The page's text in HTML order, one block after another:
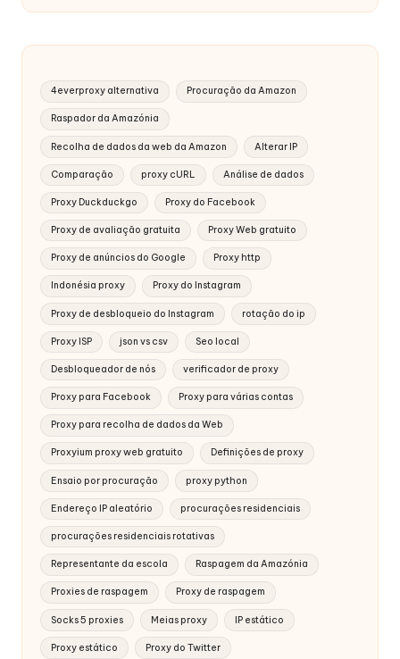
4everproxy alternativa Procuração da Amazon
Raspador da Amazónia
Recolha de dados da web da Amazon Alterar IP
Comparação proxy cURL Análise de dados
Proxy Duckduckgo Proxy do Facebook
Proxy de avaliação gratuita Proxy Web gratuito
Proxy de anúncios do Google Proxy http
Indonésia proxy Proxy do Instagram
Proxy de desbloqueio do Instagram rotação do ip
Proxy ISP json vs csv Seo local
Desbloqueador de nós verificador de proxy
Proxy para Facebook Proxy para várias contas
Proxy para recolha de dados da Web
Proxyium proxy web gratuito Definições de proxy
Ensaio por procuração proxy python
Endereço IP aleatório procurações residenciais
procurações residenciais rotativas
Representante da escola Raspagem da Amazónia
Proxies de raspagem Proxy de raspagem
Socks 5 proxies Meias proxy IP estático
Proxy estático Proxy do Twitter